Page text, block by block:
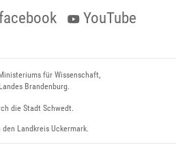
YouTube
für Wissenschaft,
Brandenburg.
die Stadt Schwedt.
Landkreis Uckermark.